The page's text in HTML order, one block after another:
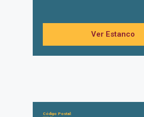
Ver Estanco
Código Postal: